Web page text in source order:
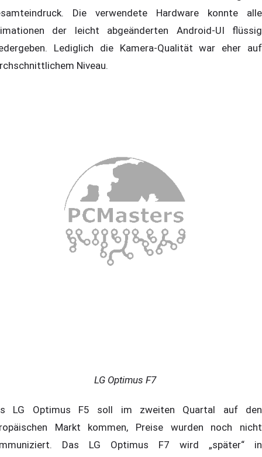
Die verwendete Hardware konnte alle
der leicht abgeänderten Android-UI flüssig
Lediglich die Kamera-Qualität war eher auf
Niveau.
LG Optimus F7
LG Optimus F5 soll im zweiten Quartal auf den
Markt kommen, Preise wurden noch nicht
Das LG Optimus F7 wird „später“ in